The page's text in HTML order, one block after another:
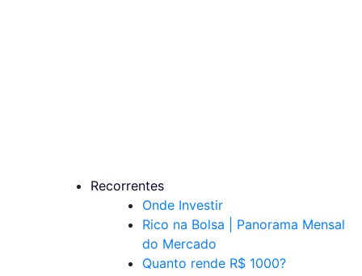
Recorrentes
Onde Investir
Rico na Bolsa | Panorama Mensal
do Mercado
Quanto rende R$ 1000?